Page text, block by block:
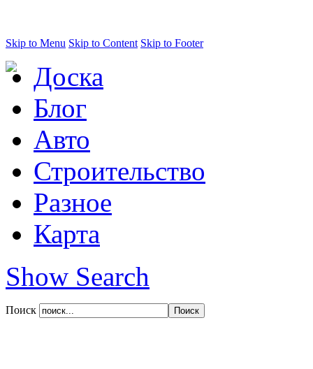
Skip to Menu Skip to Content Skip to Footer
Доска
Блог
Авто
Строительство
Разное
Карта
Show Search
Поиск